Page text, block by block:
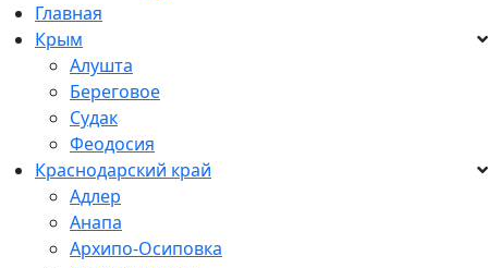
Главная
Крым
Алушта
Береговое
Судак
Феодосия
Краснодарский край
Адлер
Анапа
Архипо-Осиповка